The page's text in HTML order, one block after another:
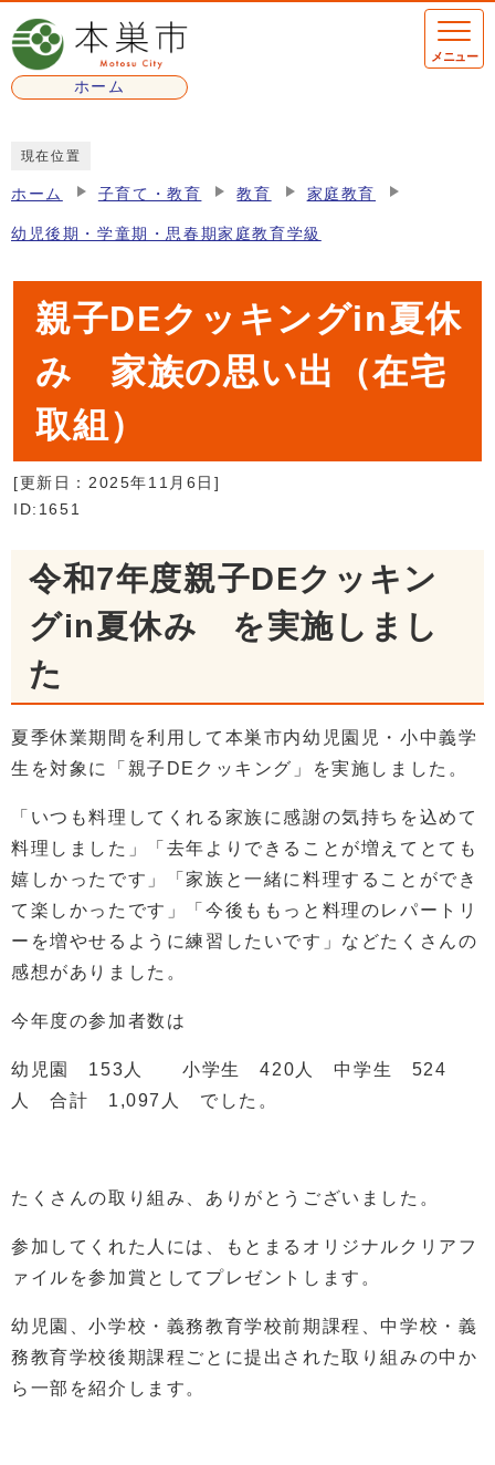
ページの先頭です
ホーム
メニュー
現在位置
ホーム 子育て・教育 教育 家庭教育
幼児後期・学童期・思春期家庭教育学級
親子DEクッキングin夏休
み 家族の思い出（在宅
取組）
[更新日： 2025年11月6日 ]
ID:1651
令和7年度親子DEクッキン
グin夏休み を実施しまし
た
夏季休業期間を利用して本巣市内幼児園児・小中義学
生を対象に「親子DEクッキング」を実施しました。
「いつも料理してくれる家族に感謝の気持ちを込めて
料理しました」「去年よりできることが増えてとても
嬉しかったです」「家族と一緒に料理することができ
て楽しかったです」「今後ももっと料理のレパートリ
ーを増やせるように練習したいです」などたくさんの
感想がありました。
今年度の参加者数は
幼児園 153人 小学生 420人 中学生 524
人 合計 1,097人 でした。
たくさんの取り組み、ありがとうございました。
参加してくれた人には、もとまるオリジナルクリアフ
ァイルを参加賞としてプレゼントします。
幼児園、小学校・義務教育学校前期課程、中学校・義
務教育学校後期課程ごとに提出された取り組みの中か
ら一部を紹介します。